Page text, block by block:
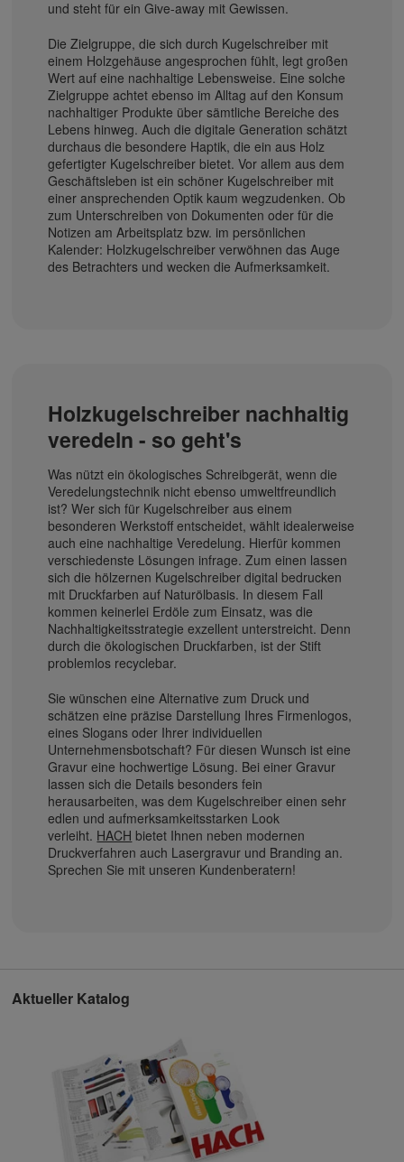
und steht für ein Give-away mit Gewissen.
Die Zielgruppe, die sich durch Kugelschreiber mit
einem Holzgehäuse angesprochen fühlt, legt großen
Wert auf eine nachhaltige Lebensweise. Eine solche
Zielgruppe achtet ebenso im Alltag auf den Konsum
nachhaltiger Produkte über sämtliche Bereiche des
Lebens hinweg. Auch die digitale Generation schätzt
durchaus die besondere Haptik, die ein aus Holz
gefertigter Kugelschreiber bietet. Vor allem aus dem
Geschäftsleben ist ein schöner Kugelschreiber mit
einer ansprechenden Optik kaum wegzudenken. Ob
zum Unterschreiben von Dokumenten oder für die
Notizen am Arbeitsplatz bzw. im persönlichen
Kalender: Holzkugelschreiber verwöhnen das Auge
des Betrachters und wecken die Aufmerksamkeit.
Holzkugelschreiber nachhaltig
veredeln - so geht's
Was nützt ein ökologisches Schreibgerät, wenn die
Veredelungstechnik nicht ebenso umweltfreundlich
ist? Wer sich für Kugelschreiber aus einem
besonderen Werkstoff entscheidet, wählt idealerweise
auch eine nachhaltige Veredelung. Hierfür kommen
verschiedenste Lösungen infrage. Zum einen lassen
sich die hölzernen Kugelschreiber digital bedrucken
mit Druckfarben auf Naturölbasis. In diesem Fall
kommen keinerlei Erdöle zum Einsatz, was die
Nachhaltigkeitsstrategie exzellent unterstreicht. Denn
durch die ökologischen Druckfarben, ist der Stift
problemlos recyclebar.
Sie wünschen eine Alternative zum Druck und
schätzen eine präzise Darstellung Ihres Firmenlogos,
eines Slogans oder Ihrer individuellen
Unternehmensbotschaft? Für diesen Wunsch ist eine
Gravur eine hochwertige Lösung. Bei einer Gravur
lassen sich die Details besonders fein
herausarbeiten, was dem Kugelschreiber einen sehr
edlen und aufmerksamkeitsstarken Look
verleiht. HACH bietet Ihnen neben modernen
Druckverfahren auch Lasergravur und Branding an.
Sprechen Sie mit unseren Kundenberatern!
Aktueller Katalog